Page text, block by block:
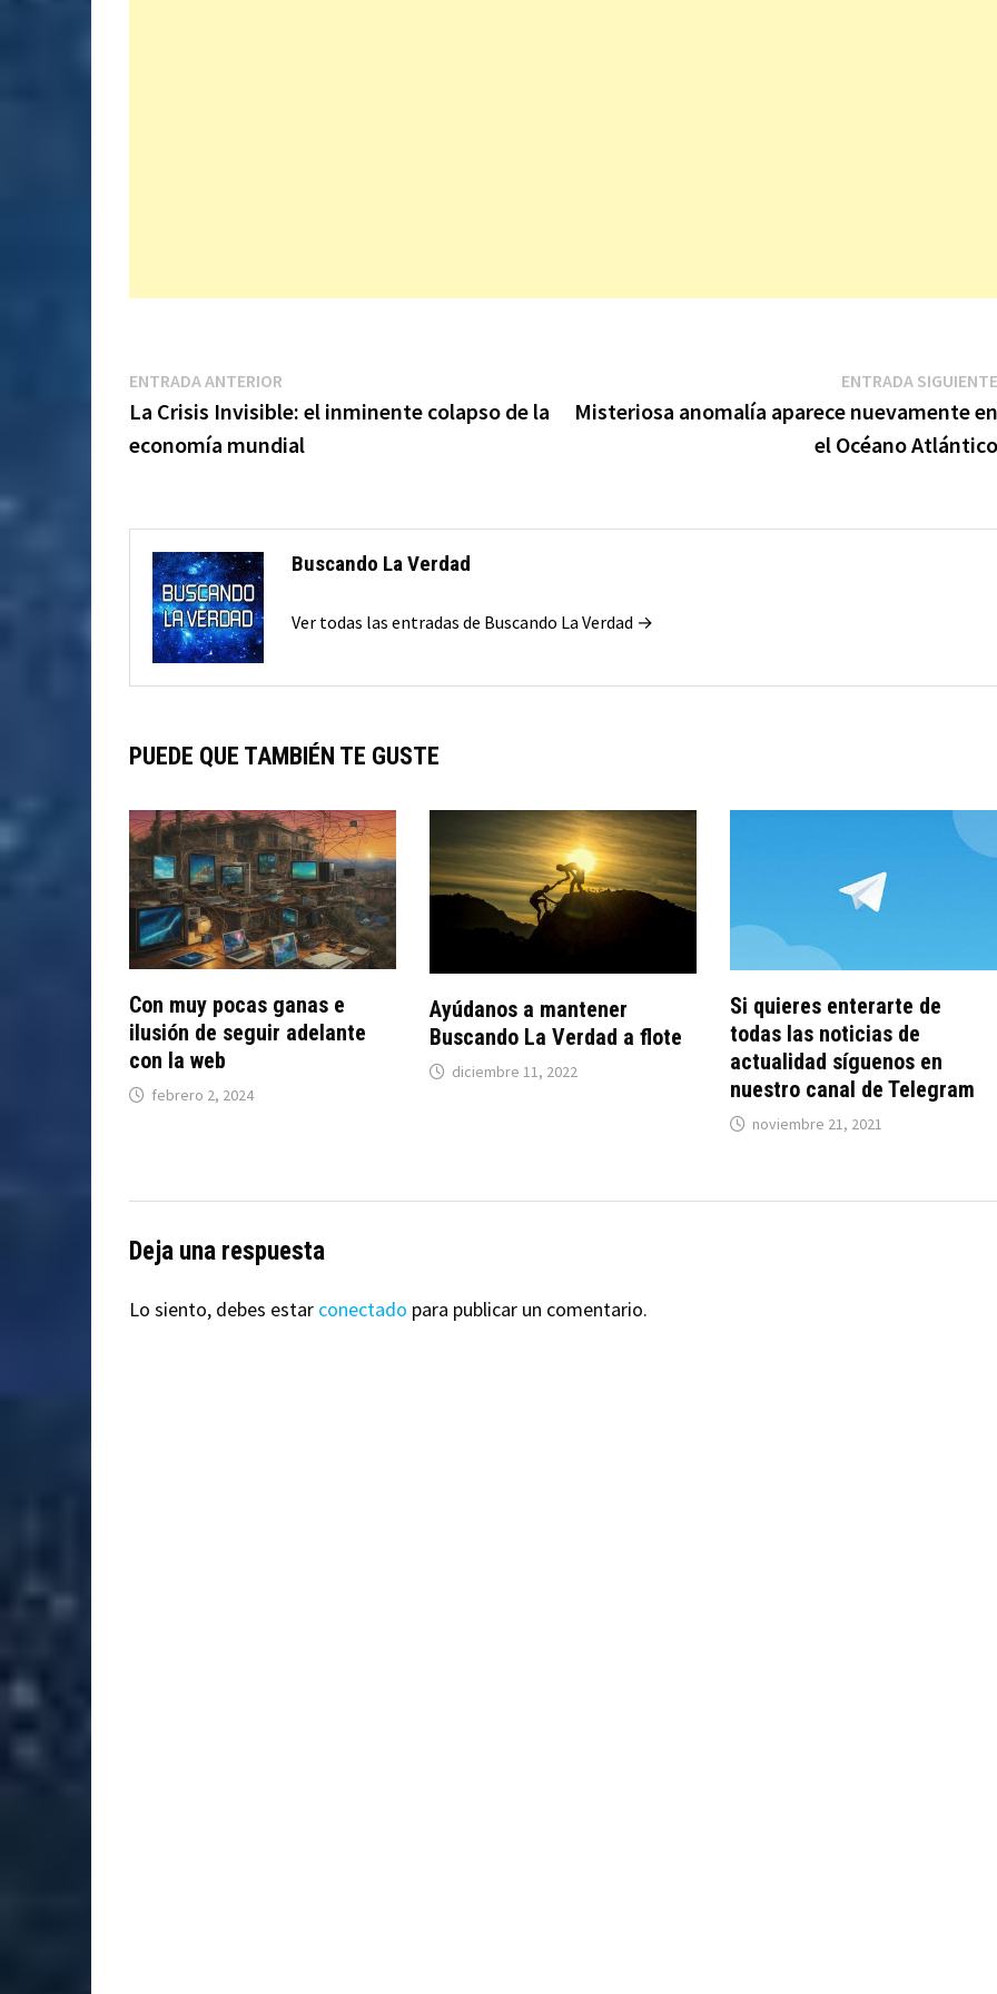
Navegación
de
ENTRADA ANTERIOREntrada
anterior:
La Crisis Invisible: el inminente colapso de la
economía mundial
ENTRADA SIGUIENTE
Misteriosa anomalía aparece nuevamente en
el Océano Atlántico
Buscando La Verdad
Ver todas las entradas de Buscando La Verdad →
PUEDE QUE TAMBIÉN TE GUSTE
Con muy pocas ganas e
ilusión de seguir adelante
con la web
febrero 2, 2024
Ayúdanos a mantener
Buscando La Verdad a flote
diciembre 11, 2022
Si quieres enterarte de
todas las noticias de
actualidad síguenos en
nuestro canal de Telegram
noviembre 21, 2021
Deja una respuesta
Lo siento, debes estar conectado para publicar un comentario.